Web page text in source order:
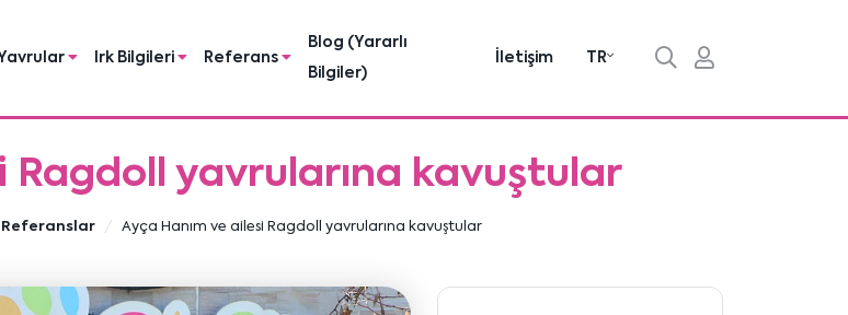
Irk Bilgileri Referans
Blog (Yararlı
Bilgiler)
İletişim TR
Ragdoll yavrularına kavuştular
Referanslar Ayça Hanım ve ailesi Ragdoll yavrularına kavuştular